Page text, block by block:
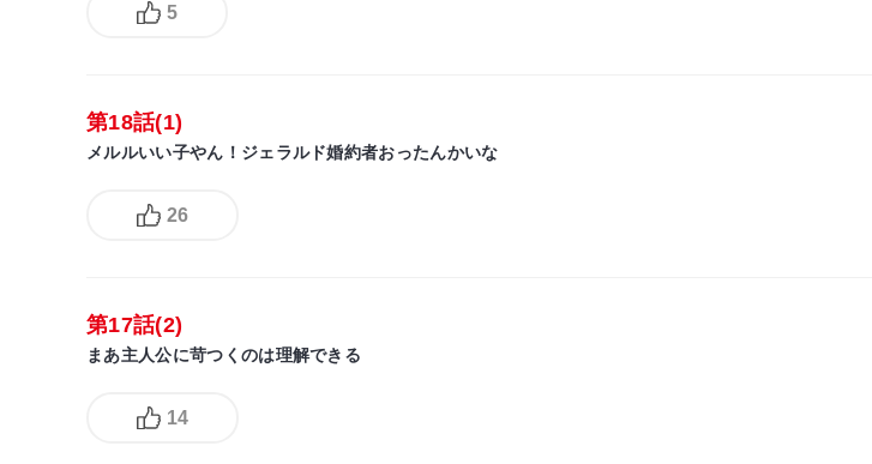
5
第18話(1)
メルルいい子やん！ジェラルド婚約者おったんかいな
26
第17話(2)
まあ主人公に苛つくのは理解できる
14